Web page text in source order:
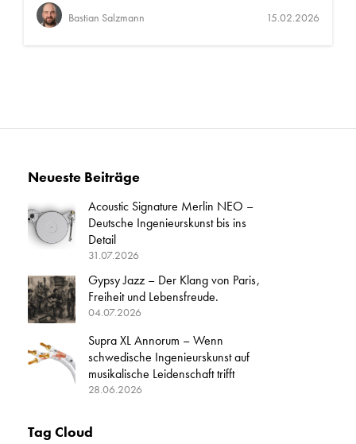
Bastian Salzmann 15.02.2026
Neueste Beiträge
Acoustic Signature Merlin NEO –
Deutsche Ingenieurskunst bis ins
Detail
31.07.2026
Gypsy Jazz – Der Klang von Paris,
Freiheit und Lebensfreude.
04.07.2026
Supra XL Annorum – Wenn
schwedische Ingenieurskunst auf
musikalische Leidenschaft trifft
28.06.2026
Tag Cloud